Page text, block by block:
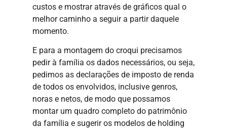
custos e mostrar através de gráficos qual o
melhor caminho a seguir a partir daquele
momento.
E para a montagem do croqui precisamos
pedir à família os dados necessários, ou seja,
pedimos as declarações de imposto de renda
de todos os envolvidos, inclusive genros,
noras e netos, de modo que possamos
montar um quadro completo do patrimônio
da família e sugerir os modelos de holding